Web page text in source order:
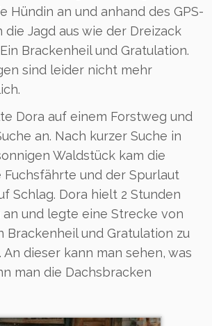
Hündin an und anhand des GPS-
die Jagd aus wie der Dreizack
Brackenheil und Gratulation.
sind leider nicht mehr
Dora auf einem Forstweg und
an. Nach kurzer Suche in
Waldstück kam die
Fuchsfährte und der Spurlaut
Schlag. Dora hielt 2 Stunden
und legte eine Strecke von
Brackenheil und Gratulation zu
dieser kann man sehen, was
man die Dachsbracken